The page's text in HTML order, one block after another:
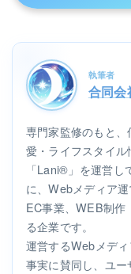
執筆者
合同
専門家監修のもと
愛・ライフスタイ
「Lani®」を運営
に、Webメディア
EC事業、WEB制作
る企業です。
運営するWebメデ
事実に賛同し、ユ